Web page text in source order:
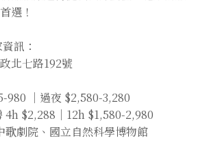
選！
訊：
北七路192號
980 ｜過夜 $2,580-3,280
$2,288｜12h $1,580-2,980
歌劇院、國立自然科學博物館